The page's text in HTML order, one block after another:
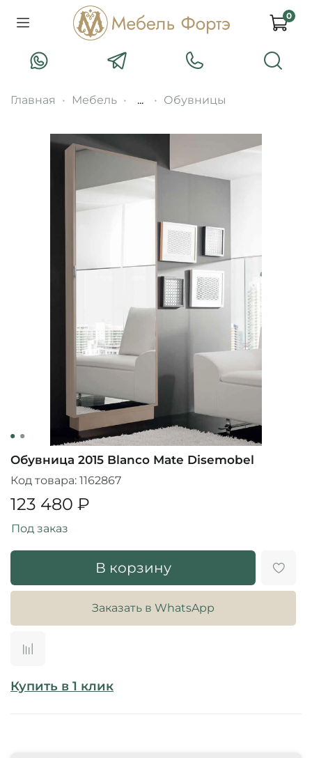
0
Главная Мебель ... Обувницы
Обувница 2015 Blanco Mate Disemobel
Код товара: 1162867
123 480 ₽
В корзину
Заказать в WhatsApp
Купить в 1 клик
Под заказ